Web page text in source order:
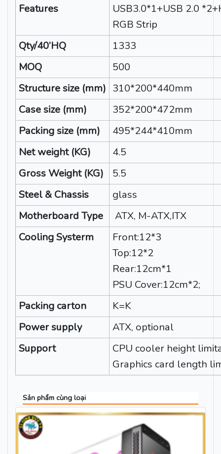
Features
USB3.0*1+USB 2.0
RGB Strip
Qty/40’HQ
1333
MOQ
500
Structure size (mm) 310*200*440mm
Case size (mm)
352*200*472mm
Packing size (mm)
495*244*410mm
Net weight (KG)
4.5
Gross Weight (KG)
5.5
Steel & Chassis
glass
Motherboard Type
ATX, M-ATX,ITX
Cooling Systerm
Front:12*3
Top:12*2
Rear:12cm*1
PSU Cover:12cm*2;
Packing carton
K=K
Power supply
ATX, optional
Support
CPU cooler height
Graphics card length
Sản phẩm cùng loại